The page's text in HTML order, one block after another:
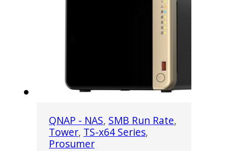
QNAP - NAS, SMB Run Rate,
Tower, TS-x64 Series,
Prosumer